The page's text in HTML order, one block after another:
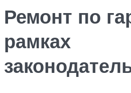
Ремонт по
рамках